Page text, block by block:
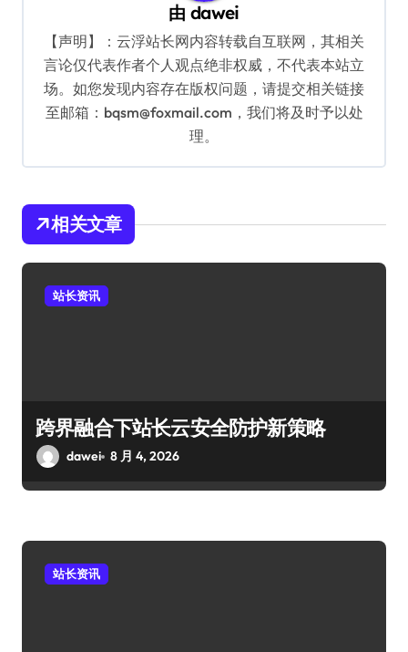
由dawei
【声明】：云浮站长网内容转载自互联网，其相关
言论仅代表作者个人观点绝非权威，不代表本站立
场。如您发现内容存在版权问题，请提交相关链接
至邮箱：bqsm@foxmail.com，我们将及时予以处
理。
相关文章
站长资讯
跨界融合下站长云安全防护新策略
dawei 8 月 4, 2026
站长资讯